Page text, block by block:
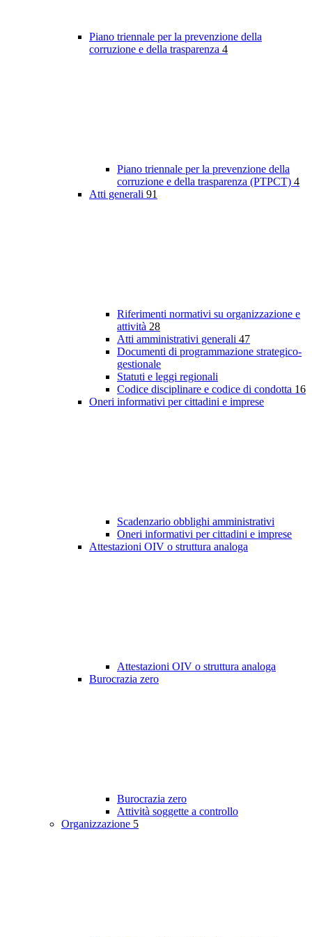
Piano triennale per la prevenzione della
corruzione e della trasparenza 4
Piano triennale per la prevenzione della
corruzione e della trasparenza (PTPCT) 4
Atti generali 91
Riferimenti normativi su organizzazione e
attività 28
Atti amministrativi generali 47
Documenti di programmazione strategico-
gestionale
Statuti e leggi regionali
Codice disciplinare e codice di condotta 16
Oneri informativi per cittadini e imprese
Scadenzario obblighi amministrativi
Oneri informativi per cittadini e imprese
Attestazioni OIV o struttura analoga
Attestazioni OIV o struttura analoga
Burocrazia zero
Burocrazia zero
Attività soggette a controllo
Organizzazione 5